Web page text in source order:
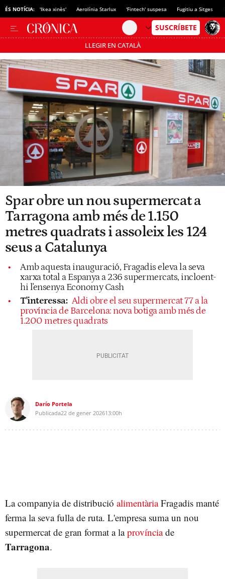
ÉS NOTÍCIA: 'Ikea xinès' Aerolínia Starlux 'Fintech' suspesa Fugitiu a Sitges
LLEGIR EN CATALÀ
Passa’t al mode estalvi
Spar obre un nou supermercat a
Tarragona amb més de 1.150
metres quadrats i assoleix les 124
seus a Catalunya
Amb aquesta inauguració, Fragadis eleva la seva
xarxa total a Espanya a 236 supermercats, incloent-
hi l'ensenya Economy Cash
T'interessa: Aldi obre el seu supermercat 77 a la
província de Barcelona: nova botiga amb més de
1.200 metres quadrats
Darío Portela
Publicada22 de gener 202613:00h
La companyia de distribució alimentàriaFragadis manté
ferma la seva fulla de ruta. L'empresa suma un nou
supermercat de gran format a laprovínciade
Tarragona.